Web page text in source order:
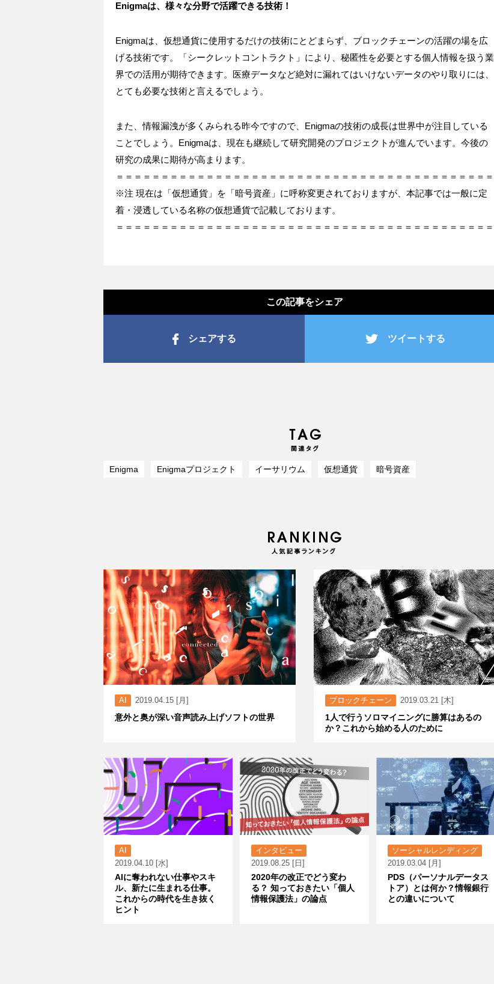
Enigmaは、様々な分野で活躍できる技術！
Enigmaは、仮想通貨に使用するだけの技術にとどまらず、ブロックチェーンの活躍の場を広
げる技術です。「シークレットコントラクト」により、秘匿性を必要とする個人情報を扱う業
界での活用が期待できます。医療データなど絶対に漏れてはいけないデータのやり取りには、
とても必要な技術と言えるでしょう。
また、情報漏洩が多くみられる昨今ですので、Enigmaの技術の成長は世界中が注目している
ことでしょう。Enigmaは、現在も継続して研究開発のプロジェクトが進んでいます。今後の
研究の成果に期待が高まります。
＝＝＝＝＝＝＝＝＝＝＝＝＝＝＝＝＝＝＝＝＝＝＝＝＝＝＝＝＝＝＝＝＝＝＝＝＝＝＝＝＝＝
※注 現在は「仮想通貨」を「暗号資産」に呼称変更されておりますが、本記事では一般に定
着・浸透している名称の仮想通貨で記載しております。
＝＝＝＝＝＝＝＝＝＝＝＝＝＝＝＝＝＝＝＝＝＝＝＝＝＝＝＝＝＝＝＝＝＝＝＝＝＝＝＝＝＝
この記事をシェア
シェアする ツイートする
Enigma Enigmaプロジェクト イーサリウム 仮想通貨 暗号資産
AI 2019.04.15 [月]
意外と奥が深い音声読み上げソフトの世界
ブロックチェーン 2019.03.21 [木]
1人で行うソロマイニングに勝算はあるの
か？これから始める人のために
AI
2019.04.10 [水]
AIに奪われない仕事やスキ
ル、新たに生まれる仕事。
これからの時代を生き抜く
ヒント
インタビュー
2019.08.25 [日]
2020年の改正でどう変わ
る？ 知っておきたい「個人
情報保護法」の論点
ソーシャルレンディング
2019.03.04 [月]
PDS（パーソナルデータス
トア）とは何か？情報銀行
との違いについて